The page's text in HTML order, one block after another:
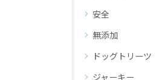
安全
無添加
ドッグトリーツ
ジャーキー